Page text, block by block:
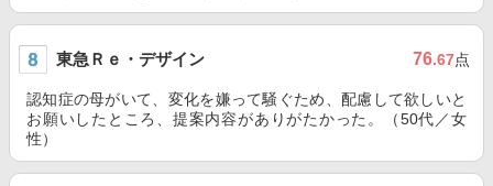
東急Ｒｅ・デザイン 76.67点
認知症の母がいて、変化を嫌って騒ぐため、配慮して欲しいと
お願いしたところ、提案内容がありがたかった。（50代／女
性）